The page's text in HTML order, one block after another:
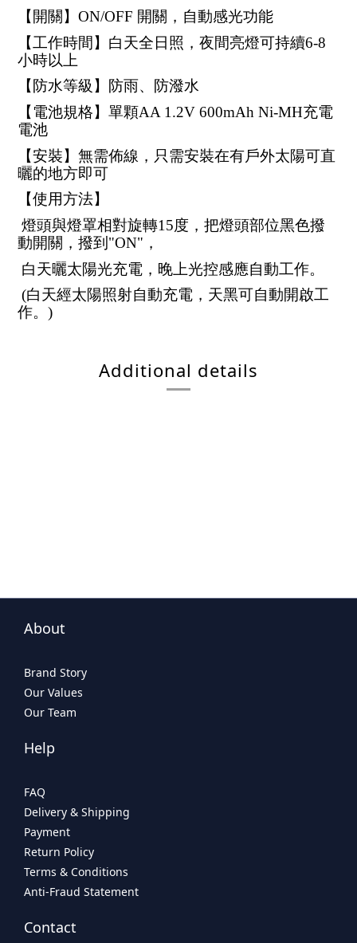
【開關】ON/OFF 開關，自動感光功能
【工作時間】白天全日照，夜間亮燈可持續6-8
小時以上
【防水等級】防雨、防潑水
【電池規格】單顆AA 1.2V 600mAh Ni-MH充電
電池
【安裝】無需佈線，只需安裝在有戶外太陽可直
曬的地方即可
【使用方法】
燈頭與燈罩相對旋轉15度，把燈頭部位黑色撥
動開關，撥到"ON"，
白天曬太陽光充電，晚上光控感應自動工作。
(白天經太陽照射自動充電，天黑可自動開啟工
作。)
Additional details
About
Brand Story
Our Values
Our Team
Help
FAQ
Delivery & Shipping
Payment
Return Policy
Terms & Conditions
Anti-Fraud Statement
Contact